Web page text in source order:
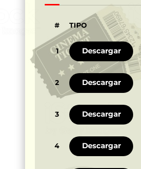
# TIPO
1 Descargar
2 Descargar
3 Descargar
4 Descargar